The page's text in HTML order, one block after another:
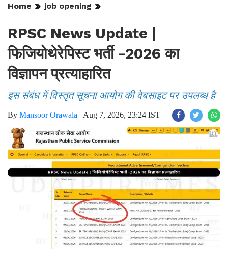
Home job opening
RPSC News Update |
फिजियोथेरेपिस्ट भर्ती -2026 का
विज्ञापन प्रत्याहारित
इस संबंध में विस्तृत सूचना आयोग की वेबसाइट पर उपलब्ध है
By Mansoor Orawala | Aug 7, 2026, 23:24 IST